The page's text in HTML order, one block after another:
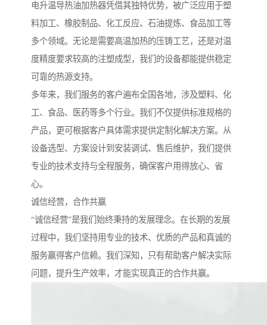
电升温导热油加热器凭借其独特优势，被广泛应用于塑
料加工、橡胶制品、化工反应、石油提炼、食品加工等
多个领域。无论是需要高温加热的压铸工艺，还是对温
度精度要求较高的注塑成型，我们的设备都能提供稳定
可靠的热源支持。
多年来，我们服务的客户遍布全国各地，涉及塑料、化
工、食品、医药等多个行业。我们不仅提供标准规格的
产品，更可根据客户具体需求提供定制化解决方案。从
设备选型、方案设计到安装调试、售后维护，我们提供
专业的技术支持与全程服务，确保客户用得放心、省
心。
诚信经营，合作共赢
“诚信经营”是我们始终秉持的发展理念。在长期的发展
过程中，我们坚持用专业的技术、优质的产品和真诚的
服务赢得客户信赖。我们深知，只有帮助客户解决实际
问题，提升生产效率，才能实现真正的合作共赢。